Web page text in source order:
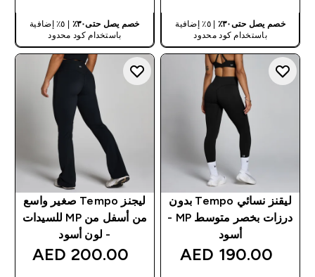
خصم يصل حتى٣٠٪
| ٥٪ إضافية
باستخدام كود محدود
خصم يصل حتى٣٠٪
| ٥٪ إضافية
باستخدام كود محدود
ليقنز نسائي Tempo بدون
درزات بخصر متوسط MP -
أسود
190.00 AED‎
ليجنز Tempo صغير واسع
من أسفل من MP للسيدات
- لون أسود
200.00 AED‎